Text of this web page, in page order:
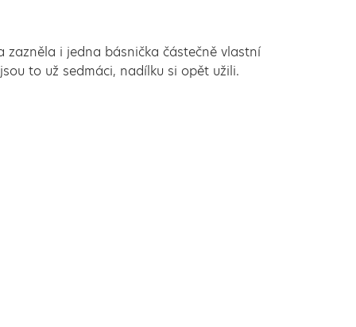
i jedna básnička částečně vlastní
to už sedmáci, nadílku si opět užili.